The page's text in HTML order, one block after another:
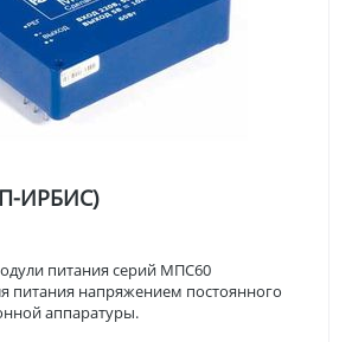
ИРБИС)
питания серий МПС60
питания напряжением постоянного
аппаратуры.